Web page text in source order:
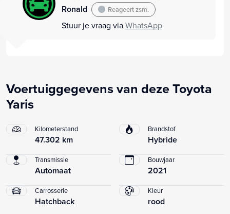
Ronald Reageert zsm.
Stuur je vraag viaWhatsApp
Voertuiggegevens van deze Toyota
Yaris
Kilometerstand
47.302 km
Brandstof
Hybride
Transmissie
Automaat
Bouwjaar
2021
Carrosserie
Hatchback
Kleur
rood